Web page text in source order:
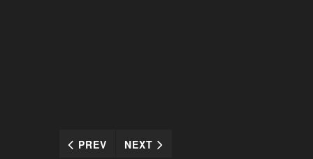
PREV NEXT